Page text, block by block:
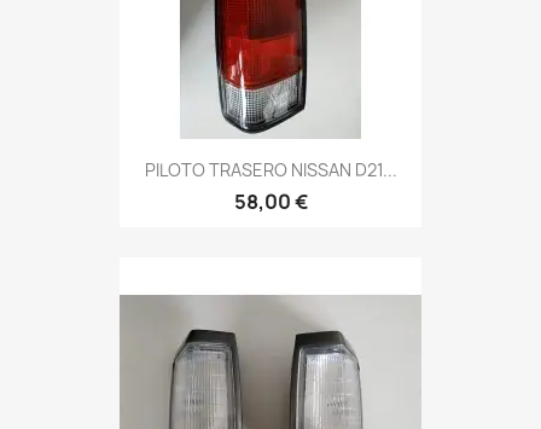
PILOTO TRASERO NISSAN D21...
58,00 €